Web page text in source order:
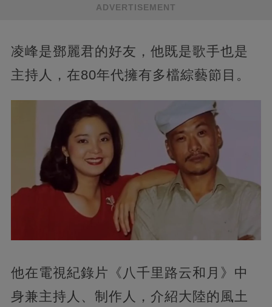
ADVERTISEMENT
凌峰是鄧麗君的好友，他既是歌手也是
主持人，在80年代擁有多檔綜藝節目。
他在電視紀錄片《八千里路云和月》中
身兼主持人、制作人，介紹大陸的風土